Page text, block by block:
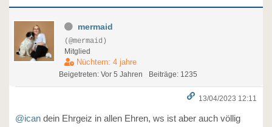
mermaid
(@mermaid)
Mitglied
Nüchtern: 4 jahre
Beigetreten: Vor 5 Jahren Beiträge: 1235
13/04/2023 12:11
@ican dein Ehrgeiz in allen Ehren, ws ist aber auch völlig